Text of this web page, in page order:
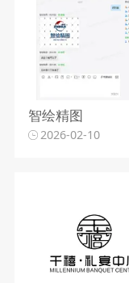
智绘精图
2026-02-10